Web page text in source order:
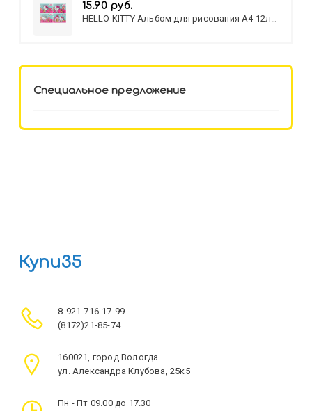
15.90 руб.
HELLO KITTY Альбом для рисования А4 12л.
Специальное предложение
Купи35
8-921-716-17-99
(8172)21-85-74
160021, город Вологда
ул. Александра Клубова, 25к5
Пн - Пт 09.00 до 17.30